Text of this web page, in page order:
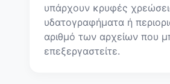
υπάρχουν κρυφές
υδατογραφήματα ή
αριθμό των αρχείων που
επεξεργαστείτε.